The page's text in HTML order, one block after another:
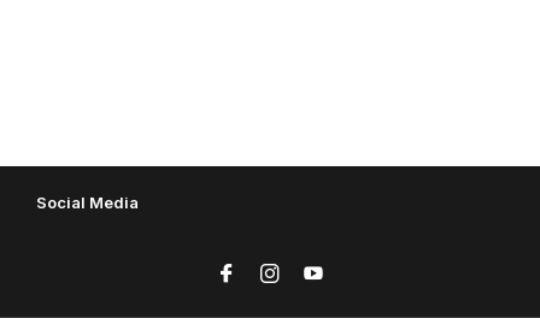
Social Media